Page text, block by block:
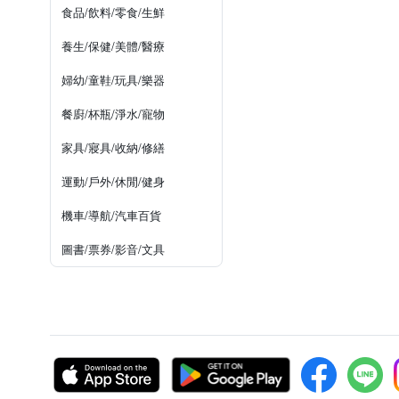
食品/飲料/零食/生鮮
養生/保健/美體/醫療
婦幼/童鞋/玩具/樂器
餐廚/杯瓶/淨水/寵物
家具/寢具/收納/修繕
運動/戶外/休閒/健身
機車/導航/汽車百貨
圖書/票券/影音/文具